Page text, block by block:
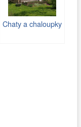
Chaty a chaloupky